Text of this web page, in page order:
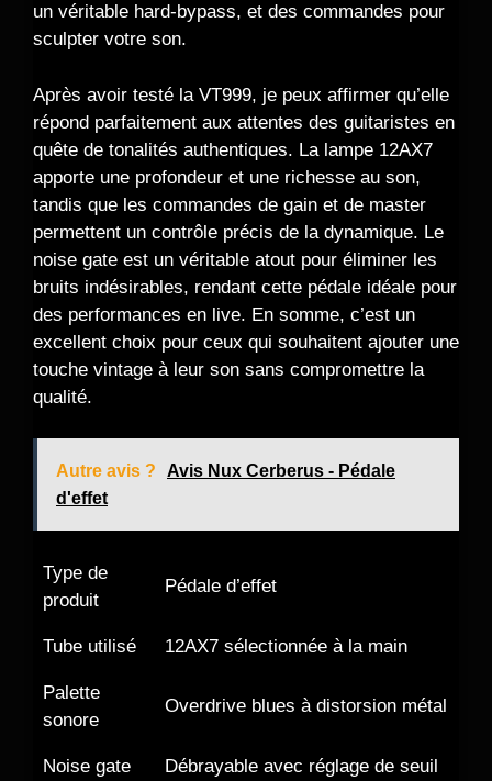
un véritable hard-bypass, et des commandes pour
sculpter votre son.
Après avoir testé la VT999, je peux affirmer qu’elle
répond parfaitement aux attentes des guitaristes en
quête de tonalités authentiques. La lampe 12AX7
apporte une profondeur et une richesse au son,
tandis que les commandes de gain et de master
permettent un contrôle précis de la dynamique. Le
noise gate est un véritable atout pour éliminer les
bruits indésirables, rendant cette pédale idéale pour
des performances en live. En somme, c’est un
excellent choix pour ceux qui souhaitent ajouter une
touche vintage à leur son sans compromettre la
qualité.
Autre avis ?
Avis Nux Cerberus - Pédale
d'effet
Type de
produit
Pédale d’effet
Tube utilisé 12AX7 sélectionnée à la main
Palette
sonore
Overdrive blues à distorsion métal
Noise gate Débrayable avec réglage de seuil